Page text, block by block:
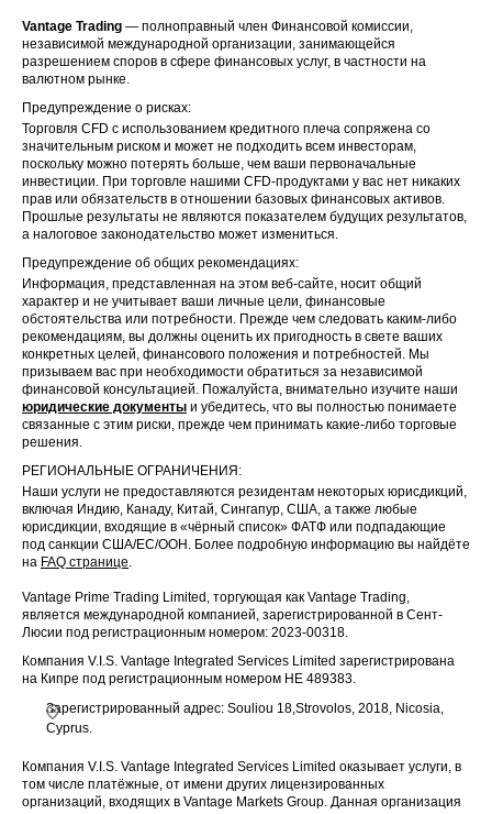
Vantage Trading — полноправный член Финансовой комиссии,
независимой международной организации, занимающейся
разрешением споров в сфере финансовых услуг, в частности на
валютном рынке.
Предупреждение о рисках:
Торговля CFD с использованием кредитного плеча сопряжена со
значительным риском и может не подходить всем инвесторам,
поскольку можно потерять больше, чем ваши первоначальные
инвестиции. При торговле нашими CFD-продуктами у вас нет никаких
прав или обязательств в отношении базовых финансовых активов.
Прошлые результаты не являются показателем будущих результатов,
а налоговое законодательство может измениться.
Предупреждение об общих рекомендациях:
Информация, представленная на этом веб-сайте, носит общий
характер и не учитывает ваши личные цели, финансовые
обстоятельства или потребности. Прежде чем следовать каким-либо
рекомендациям, вы должны оценить их пригодность в свете ваших
конкретных целей, финансового положения и потребностей. Мы
призываем вас при необходимости обратиться за независимой
финансовой консультацией. Пожалуйста, внимательно изучите наши
юридические документы и убедитесь, что вы полностью понимаете
связанные с этим риски, прежде чем принимать какие-либо торговые
решения.
РЕГИОНАЛЬНЫЕ ОГРАНИЧЕНИЯ:
Наши услуги не предоставляются резидентам некоторых юрисдикций,
включая Индию, Канаду, Китай, Сингапур, США, а также любые
юрисдикции, входящие в «чёрный список» ФАТФ или подпадающие
под санкции США/ЕС/ООН. Более подробную информацию вы найдёте
на FAQ странице.
Vantage Prime Trading Limited, торгующая как Vantage Trading,
является международной компанией, зарегистрированной в Сент-
Люсии под регистрационным номером: 2023-00318.
Компания V.I.S. Vantage Integrated Services Limited зарегистрирована
на Кипре под регистрационным номером HE 489383.
Зарегистрированный адрес: Souliou 18,Strovolos, 2018, Nicosia,
Cyprus.
Компания V.I.S. Vantage Integrated Services Limited оказывает услуги, в
том числе платёжные, от имени других лицензированных
организаций, входящих в Vantage Markets Group. Данная организация